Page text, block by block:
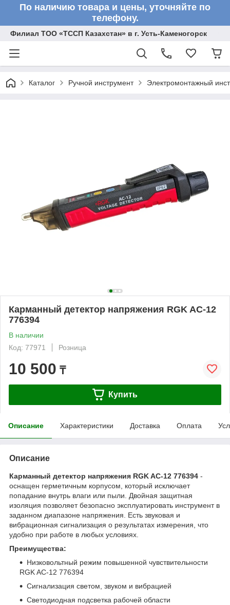
По наличию товара и цены, уточняйте по
телефону.
Филиал ТОО «ТССП Казахстан» в г. Усть-Каменогорск
Каталог Ручной инструмент Электромонтажный
Карманный детектор напряжения RGK AC-12
776394
В наличии
Код: 77971
Розница
10 500 ₸
Купить
Описание Характеристики Доставка Оплата
Описание
Карманный детектор напряжения RGK AC-12 776394 -
оснащен герметичным корпусом, который исключает
попадание внутрь влаги или пыли. Двойная защитная
изоляция позволяет безопасно эксплуатировать инструмент в
заданном диапазоне напряжения. Есть звуковая и
вибрационная сигнализация о результатах измерения, что
удобно при работе в любых условиях.
Преимущества:
Низковольтный режим повышенной чувствительности
RGK AC-12 776394
Сигнализация светом, звуком и вибрацией
Светодиодная подсветка рабочей области